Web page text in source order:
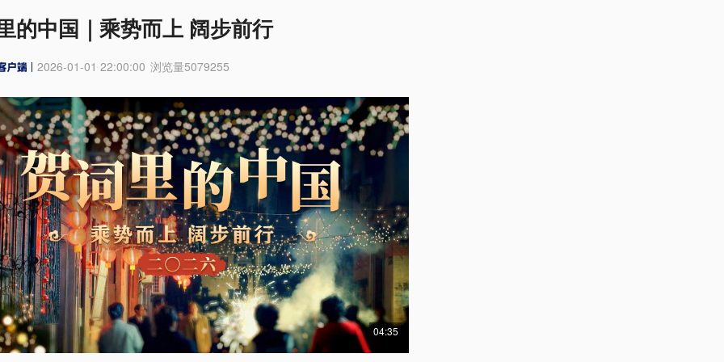
的中国｜乘势而上 阔步前行
2026-01-01 22:00:00 浏览量5079255
04:35